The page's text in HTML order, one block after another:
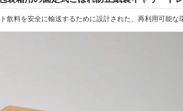
飲料を安全に輸送するために設計された、再利用可能な